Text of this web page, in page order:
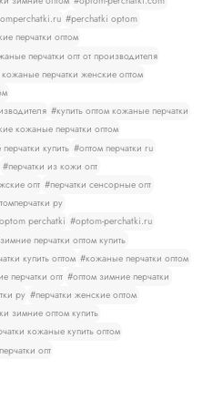
#perchatki optom
перчатки оптом
перчатки опт от производителя
кожаные перчатки женские оптом
#купить оптом кожаные перчатки
кожаные перчатки оптом
купить #оптом перчатки ru
#перчатки из кожи опт
опт #перчатки сенсорные опт
ру
perchatki #optom-perchatki.ru
перчатки оптом купить
купить оптом #кожаные перчатки оптом
перчатки опт #оптом зимние перчатки
ру #перчатки женские оптом
зимние оптом купить
кожаные купить оптом
опт